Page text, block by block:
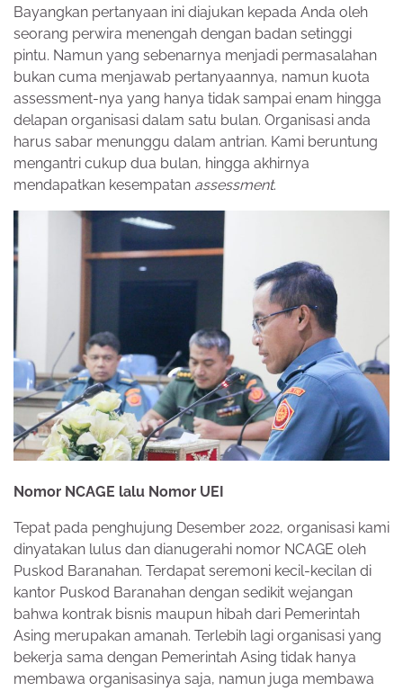
Bayangkan pertanyaan ini diajukan kepada Anda oleh
seorang perwira menengah dengan badan setinggi
pintu. Namun yang sebenarnya menjadi permasalahan
bukan cuma menjawab pertanyaannya, namun kuota
assessment-nya yang hanya tidak sampai enam hingga
delapan organisasi dalam satu bulan. Organisasi anda
harus sabar menunggu dalam antrian. Kami beruntung
mengantri cukup dua bulan, hingga akhirnya
mendapatkan kesempatan assessment.
Nomor NCAGE lalu Nomor UEI
Tepat pada penghujung Desember 2022, organisasi kami
dinyatakan lulus dan dianugerahi nomor NCAGE oleh
Puskod Baranahan. Terdapat seremoni kecil-kecilan di
kantor Puskod Baranahan dengan sedikit wejangan
bahwa kontrak bisnis maupun hibah dari Pemerintah
Asing merupakan amanah. Terlebih lagi organisasi yang
bekerja sama dengan Pemerintah Asing tidak hanya
membawa organisasinya saja, namun juga membawa